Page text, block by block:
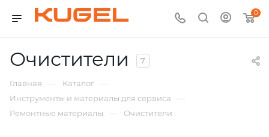
0
Очистители 7
Главная — Каталог —
Инструменты и материалы для сервиса —
Ремонтные материалы — Очистители